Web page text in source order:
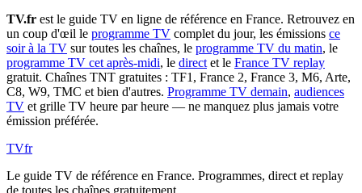
TV.fr est le guide TV en ligne de référence en France. Retrouvez en
un coup d'œil le programme TV complet du jour, les émissions ce
soir à la TV sur toutes les chaînes, le programme TV du matin, le
programme TV cet après-midi, le direct et le France TV replay
gratuit. Chaînes TNT gratuites : TF1, France 2, France 3, M6, Arte,
C8, W9, TMC et bien d'autres. Programme TV demain, audiences
TV et grille TV heure par heure — ne manquez plus jamais votre
émission préférée.
TVfr
Le guide TV de référence en France. Programmes, direct et replay